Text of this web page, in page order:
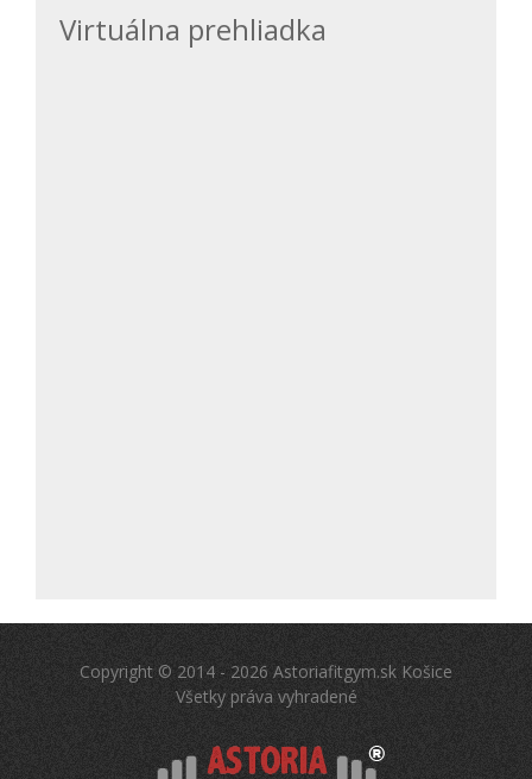
Virtuálna prehliadka
Copyright © 2014 - 2026 Astoriafitgym.sk Košice
Všetky práva vyhradené